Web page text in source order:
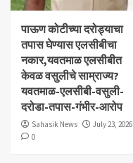
पाऊण कोटीच्या दरोड्याचा
तपास घेण्यास एलसीबीचा
नकार,यवतमाळ एलसीबीत
केवळ वसुलीचे साम्राज्य?
यवतमाळ-एलसीबी-वसुली-
दरोडा-तपास-गंभीर-आरोप
Sahasik News
July 23, 2026
0